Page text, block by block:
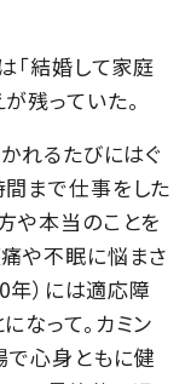
「結婚して家庭
残っていた。
れるたびにはぐ
間まで仕事をした
や本当のことを
や不眠に悩まさ
年）には適応障
なって。カミン
で心身ともに健